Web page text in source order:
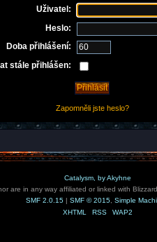
Uživatel:
Heslo:
Doba přihlášení:
stále přihlášen:
Zapomněli jste heslo?
Catalysm, by Akyhne
are in any way affiliated or linked with
SMF 2.0.15 | SMF © 2015 Simple
XHTML
RSS WAP2